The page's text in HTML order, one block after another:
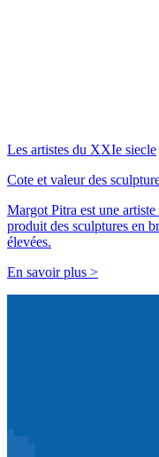
Les artistes du XXIe siecle
Cote et valeur des
Margot Pitra est une
produit des sculptures en
élevées.
En savoir plus >